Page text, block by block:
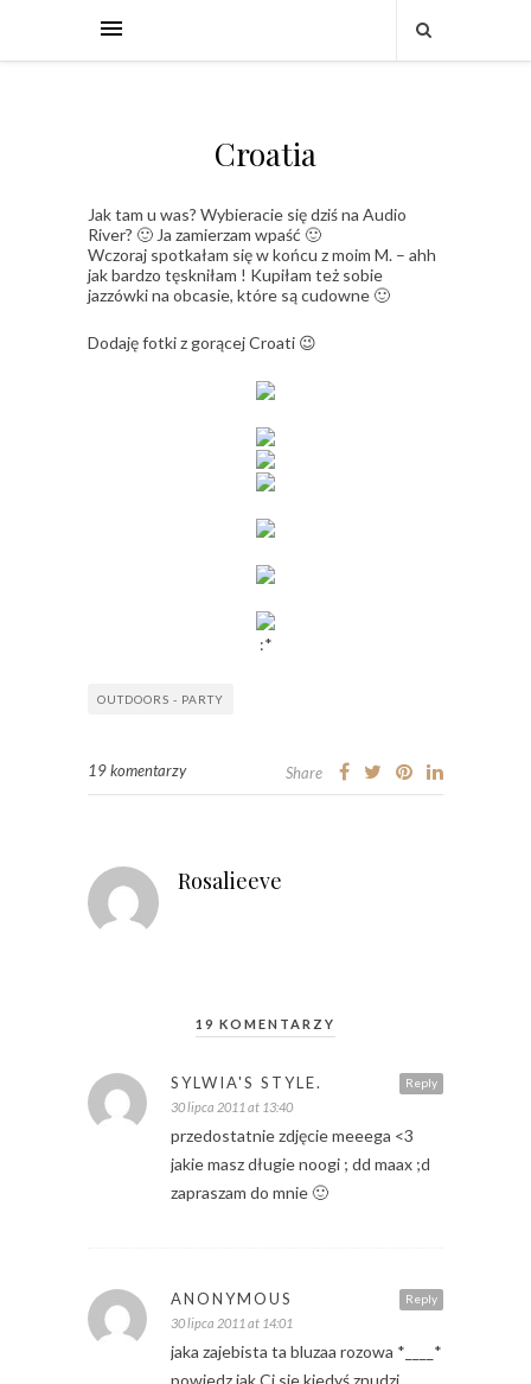
Croatia
Jak tam u was? Wybieracie się dziś na Audio
River? 🙂 Ja zamierzam wpaść 🙂
Wczoraj spotkałam się w końcu z moim M. – ahh
jak bardzo tęskniłam ! Kupiłam też sobie
jazzówki na obcasie, które są cudowne 🙂
Dodaję fotki z gorącej Croati 😉
:*
OUTDOORS - PARTY
19 komentarzy Share
Rosalieeve
19 KOMENTARZY
Reply
SYLWIA'S STYLE.
30 lipca 2011 at 13:40
przedostatnie zdjęcie meeega <3
jakie masz długie noogi ; dd maax ;d
zapraszam do mnie 🙂
Reply
ANONYMOUS
30 lipca 2011 at 14:01
jaka zajebista ta bluzaa rozowa *____*
powiedz jak Ci sie kiedyś znudzi